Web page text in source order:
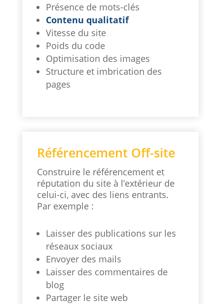
Présence de mots-clés
Contenu qualitatif
Vitesse du site
Poids du code
Optimisation des images
Structure et imbrication des
pages
Référencement Off-site
Construire le référencement et
réputation du site à l’extérieur de
celui-ci, avec des liens entrants.
Par exemple :
Laisser des publications sur les
réseaux sociaux
Envoyer des mails
Laisser des commentaires de
blog
Partager le site web